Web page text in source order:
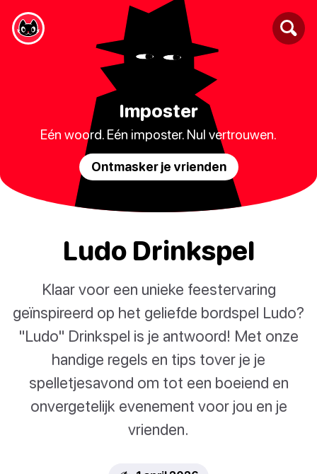
Imposter
Eén woord. Eén imposter. Nul vertrouwen.
Ontmasker je vrienden
Ludo Drinkspel
Klaar voor een unieke feestervaring
geïnspireerd op het geliefde bordspel Ludo?
"Ludo" Drinkspel is je antwoord! Met onze
handige regels en tips tover je je
spelletjesavond om tot een boeiend en
onvergetelijk evenement voor jou en je
vrienden.